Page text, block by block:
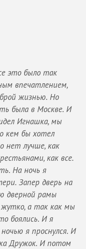
это было так
впечатлением,
жизнью. Но
была в Москве. И
Игнашка, мы
кем бы хотел
нет лучше, как
как все.
На ночь я
Запер дверь на
дверной рамы
а так как мы
боялись. И я
я проснулся. И
Дружок. И потом